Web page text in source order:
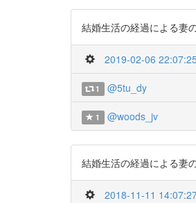
結婚生活の経過による妻
2019-02-06 22:07:25
1 @5tu_dy
1 @woods_jv
結婚生活の経過による妻
2018-11-11